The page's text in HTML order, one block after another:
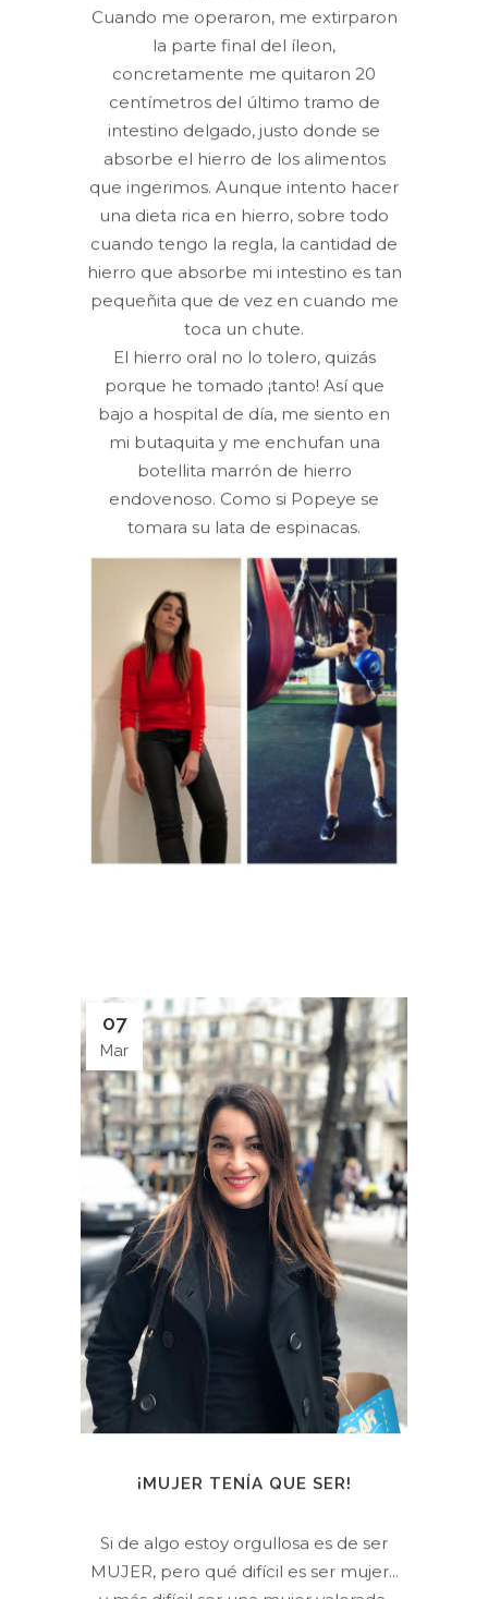
Cuando me operaron, me extirparon
la parte final del íleon,
concretamente me quitaron 20
centímetros del último tramo de
intestino delgado, justo donde se
absorbe el hierro de los alimentos
que ingerimos. Aunque intento hacer
una dieta rica en hierro, sobre todo
cuando tengo la regla, la cantidad de
hierro que absorbe mi intestino es tan
pequeñita que de vez en cuando me
toca un chute.
El hierro oral no lo tolero, quizás
porque he tomado ¡tanto! Así que
bajo a hospital de día, me siento en
mi butaquita y me enchufan una
botellita marrón de hierro
endovenoso. Como si Popeye se
tomara su lata de espinacas.
07
Mar
¡MUJER TENÍA QUE SER!
Si de algo estoy orgullosa es de ser
MUJER, pero qué difícil es ser mujer...